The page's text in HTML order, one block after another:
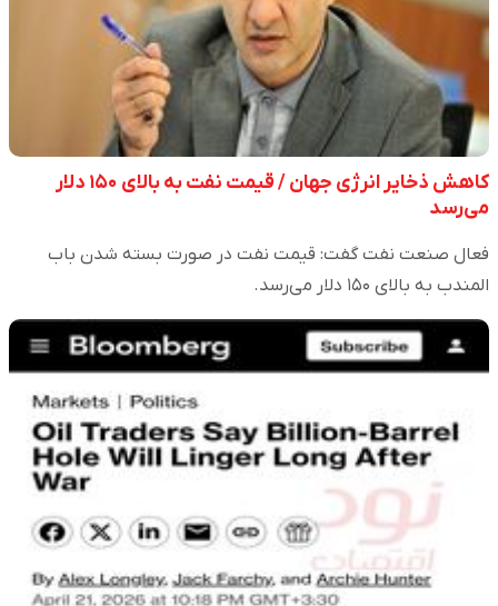
کاهش ذخایر انرژی جهان / قیمت نفت به بالای ۱۵۰ دلار
می‌رسد
فعال صنعت نفت گفت: قیمت نفت در صورت بسته شدن باب
المندب به بالای ۱۵۰ دلار می‌رسد.